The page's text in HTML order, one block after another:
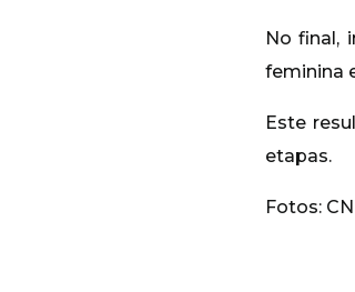
No final,
feminina
Este
etapas.
Fotos: